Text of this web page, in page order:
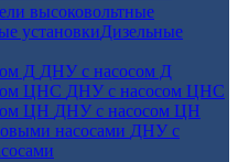
высоковольтные
Дизельные
ДНУ с насосом Д
ДНУ с насосом ЦНС
ДНУ с насосом ЦН
ДНУ с